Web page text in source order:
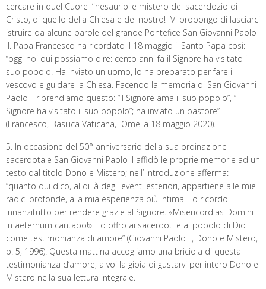
cercare in quel Cuore l’inesauribile mistero del sacerdozio di
Cristo, di quello della Chiesa e del nostro! Vi propongo di lasciarci
istruire da alcune parole del grande Pontefice San Giovanni Paolo
II. Papa Francesco ha ricordato il 18 maggio il Santo Papa così:
“oggi noi qui possiamo dire: cento anni fa il Signore ha visitato il
suo popolo. Ha inviato un uomo, lo ha preparato per fare il
vescovo e guidare la Chiesa. Facendo la memoria di San Giovanni
Paolo II riprendiamo questo: “Il Signore ama il suo popolo”, “il
Signore ha visitato il suo popolo”; ha inviato un pastore”
(Francesco, Basilica Vaticana, Omelia 18 maggio 2020).
5. In occasione del 50° anniversario della sua ordinazione
sacerdotale San Giovanni Paolo II affidò le proprie memorie ad un
testo dal titolo Dono e Mistero; nell’ introduzione afferma:
“quanto qui dico, al di là degli eventi esteriori, appartiene alle mie
radici profonde, alla mia esperienza più intima. Lo ricordo
innanzitutto per rendere grazie al Signore. «Misericordias Domini
in aeternum cantabo!». Lo offro ai sacerdoti e al popolo di Dio
come testimonianza di amore” (Giovanni Paolo II, Dono e Mistero,
p. 5, 1996). Questa mattina accogliamo una briciola di questa
testimonianza d’amore; a voi la gioia di gustarvi per intero Dono e
Mistero nella sua lettura integrale.